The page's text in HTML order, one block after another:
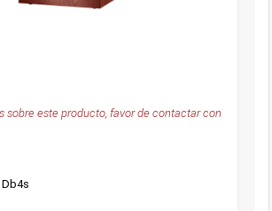
sobre este producto, favor de contactar con